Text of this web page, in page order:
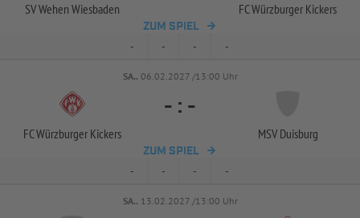
SV Wehen Wiesbaden FC Würzburger Kickers
ZUM SPIEL
- - - -
SA.. 06.02.2027 /13:00 Uhr
FC Würzburger Kickers
- : -
MSV Duisburg
ZUM SPIEL
- - - -
SA.. 13.02.2027 /13:00 Uhr